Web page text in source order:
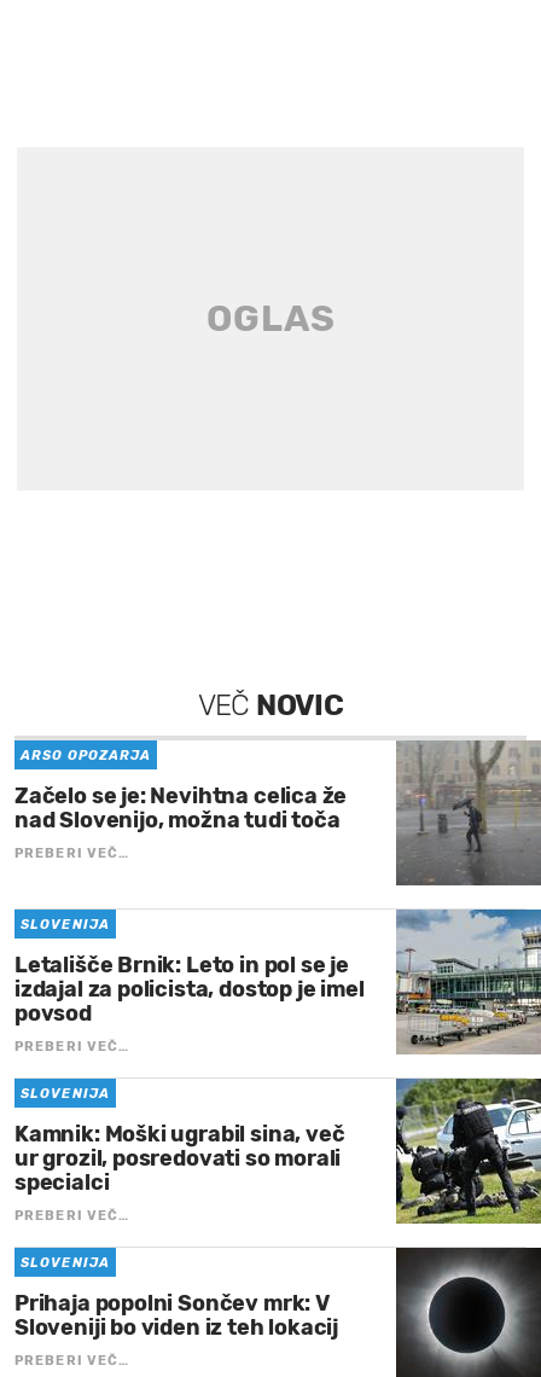
VEČ NOVIC
ARSO OPOZARJA
Začelo se je: Nevihtna celica že
nad Slovenijo, možna tudi toča
PREBERI VEČ…
SLOVENIJA
Letališče Brnik: Leto in pol se je
izdajal za policista, dostop je imel
povsod
PREBERI VEČ…
SLOVENIJA
Kamnik: Moški ugrabil sina, več
ur grozil, posredovati so morali
specialci
PREBERI VEČ…
SLOVENIJA
Prihaja popolni Sončev mrk: V
Sloveniji bo viden iz teh lokacij
PREBERI VEČ…